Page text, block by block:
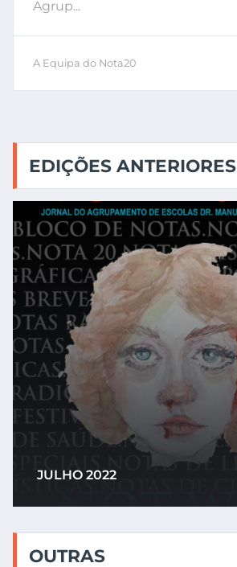
Agrup...
A Equipa do Nota20
EDIÇÕES ANTERIORES
JULHO 2022
OUTRAS